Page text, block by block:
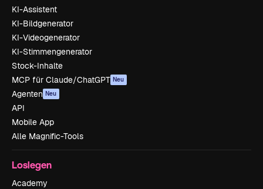
KI-Assistent
KI-Bildgenerator
KI-Videogenerator
KI-Stimmengenerator
Stock-Inhalte
MCP für Claude/ChatGPT Neu
Agenten Neu
API
Mobile App
Alle Magnific-Tools
Loslegen
Academy